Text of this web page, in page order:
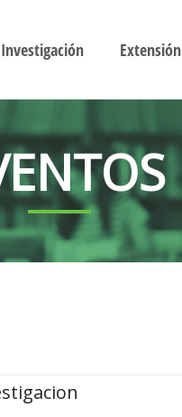
Investigación Extensión